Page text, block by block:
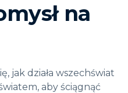
na
jak działa wszechświat
aby ściągnąć